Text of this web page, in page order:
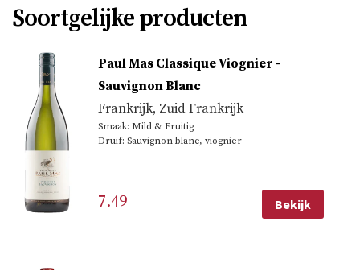
Soortgelijke producten
Paul Mas Classique Viognier -
Sauvignon Blanc
Frankrijk, Zuid Frankrijk
Smaak: Mild & Fruitig
Druif: Sauvignon blanc, viognier
7.49 Bekijk